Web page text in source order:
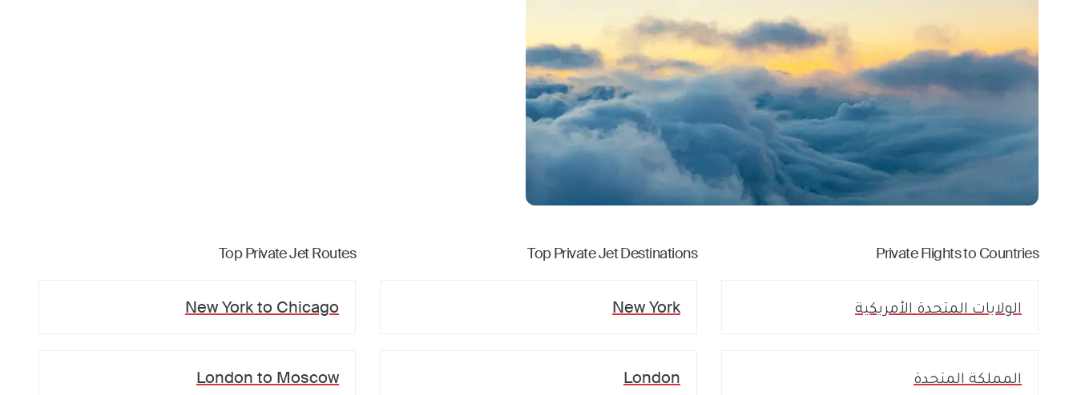
Private Flights to Countries
الولايات المتحدة الأمريكية
المملكة المتحدة
Top Private Jet Destinations
New York
London
Top Private Jet Routes
New Yorkto Chicago
London to Moscow